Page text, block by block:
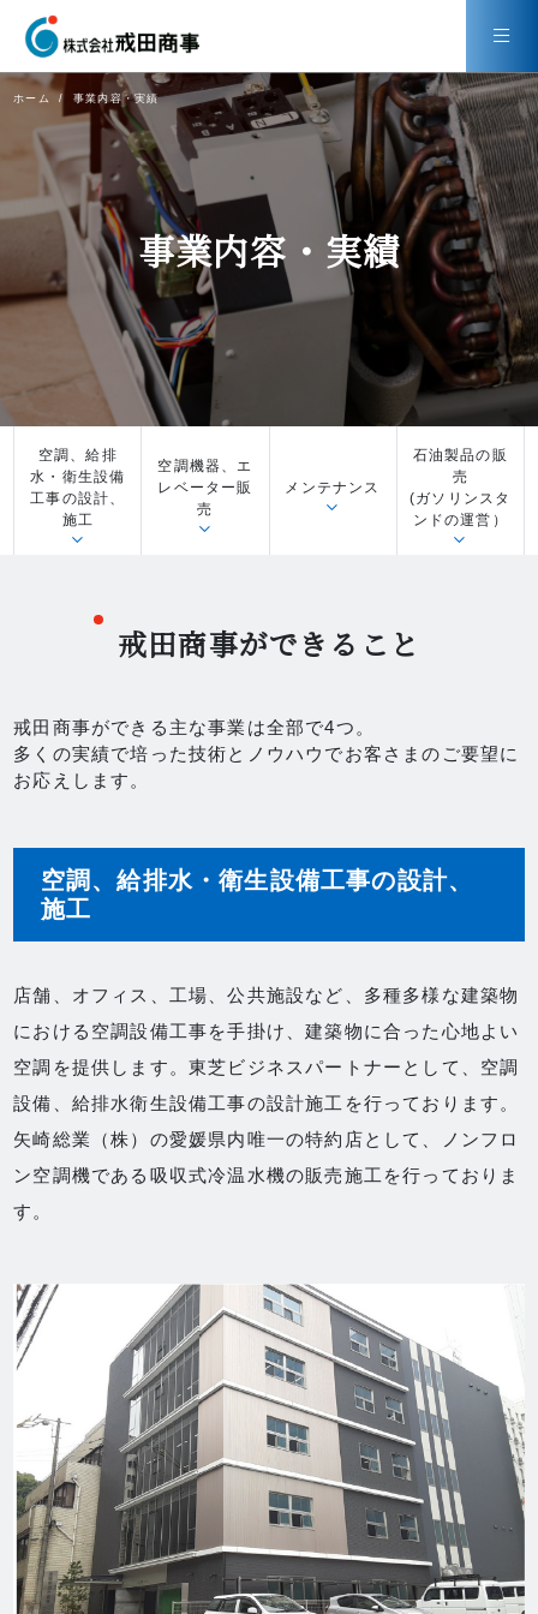
事業内容・実績
ホーム 事業内容・実績
空調、給排
水・衛生設備
工事の設計、
施工
空調機器、エ
レベーター販
売
メンテナンス
石油製品の販
売
(ガソリンスタ
ンドの運営）
戒田商事ができること
戒田商事ができる主な事業は全部で4つ。
多くの実績で培った技術とノウハウでお客さまのご要望に
お応えします。
空調、給排水・衛生設備工事の設計、
施工
店舗、オフィス、工場、公共施設など、多種多様な建築物
における空調設備工事を手掛け、建築物に合った心地よい
空調を提供します。東芝ビジネスパートナーとして、空調
設備、給排水衛生設備工事の設計施工を行っております。
矢崎総業（株）の愛媛県内唯一の特約店として、ノンフロ
ン空調機である吸収式冷温水機の販売施工を行っておりま
す。